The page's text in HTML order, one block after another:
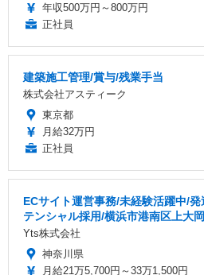
年収500万円～800万円
正社員
建築施工管理/賞与/残業手当
株式会社アスティーク
東京都
月給32万円
正社員
ECサイト運営事務/未経験活躍中/
テンシャル採用/横浜市港南区上大
Yts株式会社
神奈川県
月給21万5,700円～33万1,500円